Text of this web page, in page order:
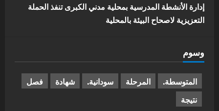
إدارة الأنشطة المدرسية بمحلية مدني الكبرى تنفذ الحملة
التعزيزية لاصحاح البيئة بالمحلية
وسوم
المتوسطة. المرحلة سودانية. شهادة
فصل
نتيجة